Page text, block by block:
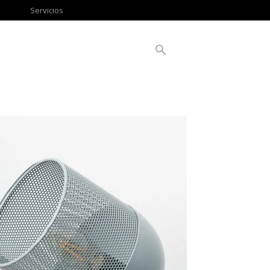
Servicios